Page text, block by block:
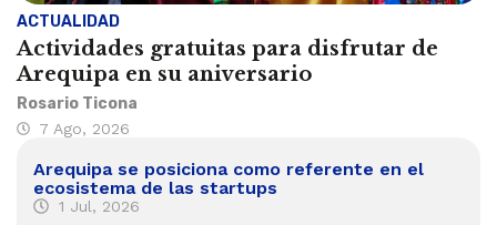
ACTUALIDAD
Actividades gratuitas para disfrutar de
Arequipa en su aniversario
Rosario Ticona
7 Ago, 2026
Arequipa se posiciona como referente en el
ecosistema de las startups
1 Jul, 2026